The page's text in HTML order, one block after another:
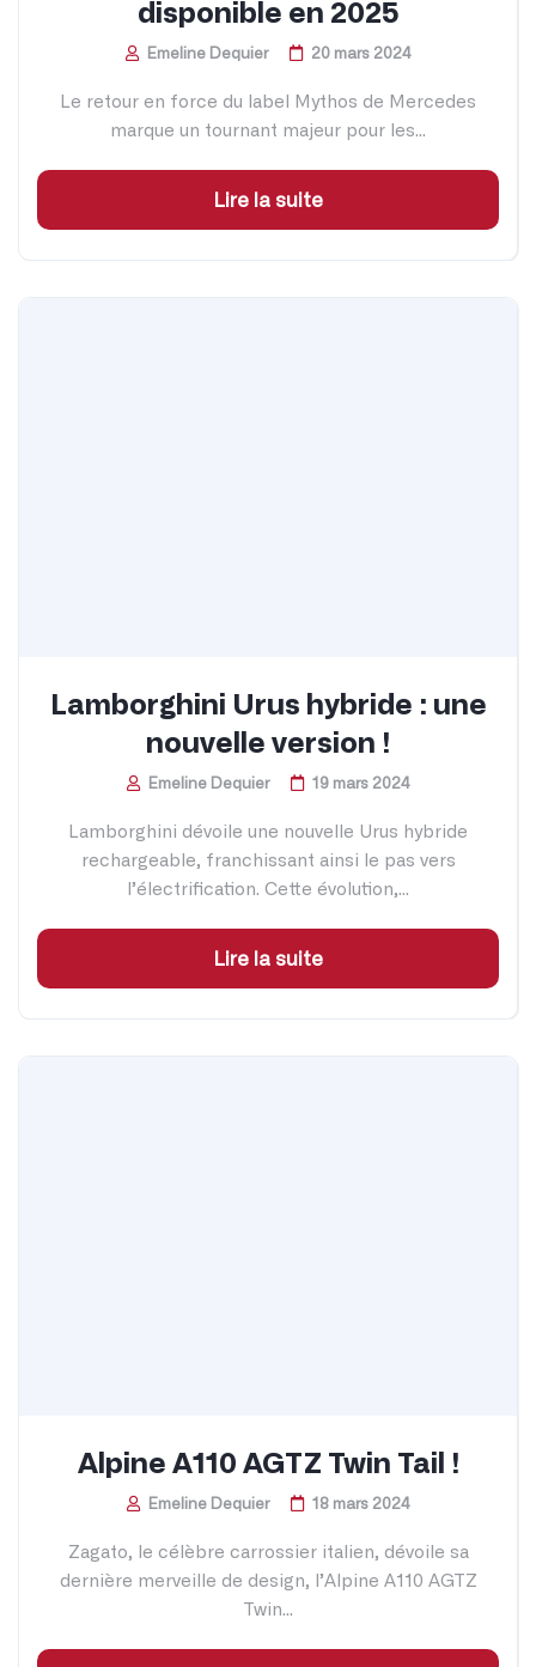
disponible en 2025
Emeline Dequier 20 mars 2024
Le retour en force du label Mythos de Mercedes
marque un tournant majeur pour les...
Lire la suite
Lamborghini Urus hybride : une
nouvelle version !
Emeline Dequier 19 mars 2024
Lamborghini dévoile une nouvelle Urus hybride
rechargeable, franchissant ainsi le pas vers
l’électrification. Cette évolution,...
Lire la suite
Alpine A110 AGTZ Twin Tail !
Emeline Dequier 18 mars 2024
Zagato, le célèbre carrossier italien, dévoile sa
dernière merveille de design, l’Alpine A110 AGTZ
Twin...